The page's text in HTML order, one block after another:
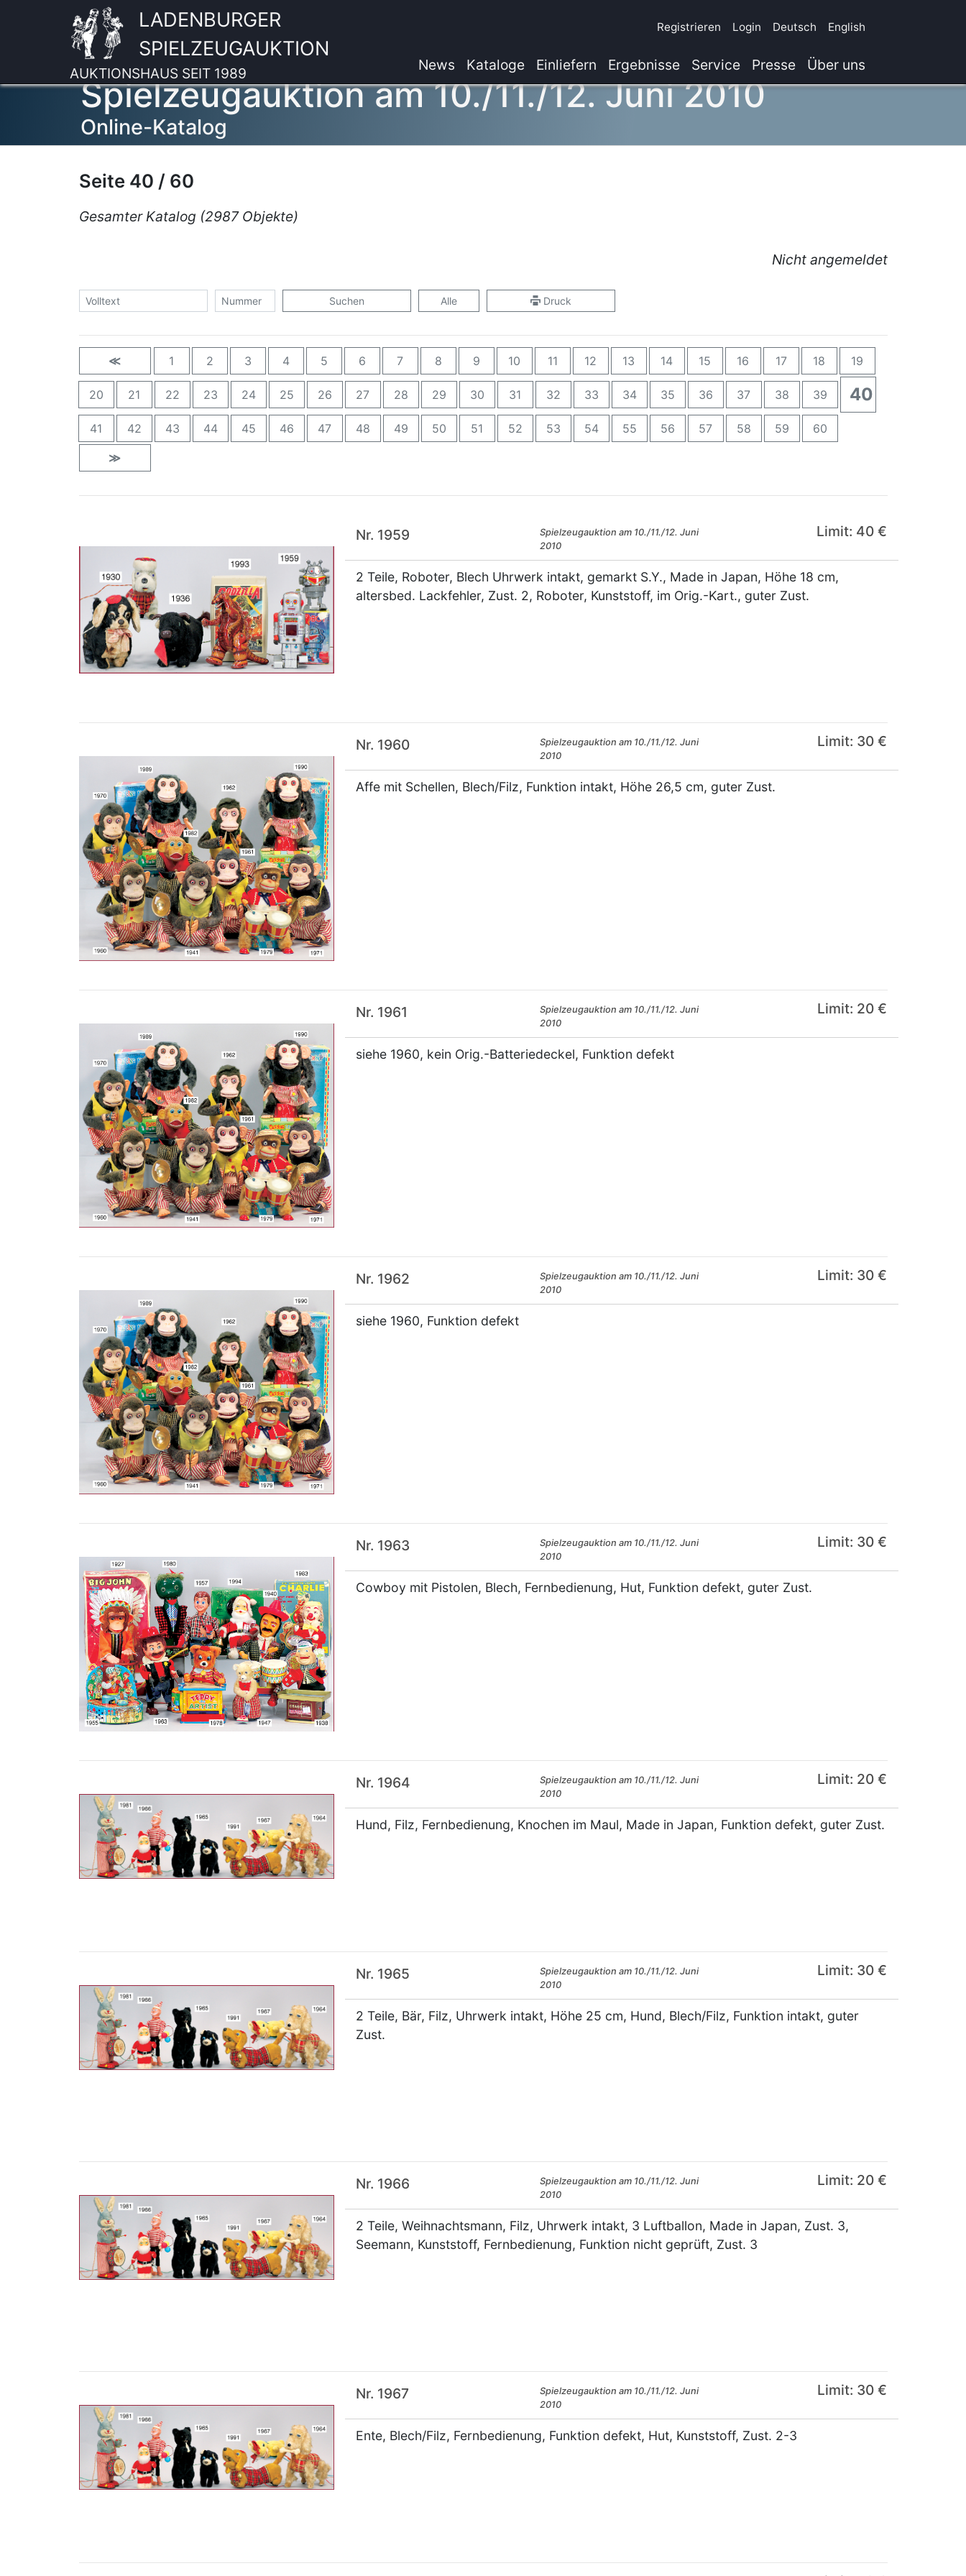
LADENBURGER
SPIELZEUGAUKTION
AUKTIONSHAUS SEIT 1989
Registrieren Login Deutsch English
News Kataloge Einliefern Ergebnisse Service Presse Über uns
Spielzeugauktion am 10./11./12. Juni 2010
Online-Katalog
Seite 40 / 60
Gesamter Katalog (2987 Objekte)
Nicht angemeldet
Suchen Alle Druck
≪ 1 2 3 4 5 6 7 8 9 10 11 12 13 14 15 16 17 18 19
20 21 22 23 24 25 26 27 28 29 30 31 32 33 34 35 36 37 38 39 40
41 42 43 44 45 46 47 48 49 50 51 52 53 54 55 56 57 58 59 60
≫
Nr. 1959
Spielzeugauktion am 10./11./12. Juni
2010
Limit: 40 €
2 Teile, Roboter, Blech Uhrwerk intakt, gemarkt S.Y., Made in Japan, Höhe 18 cm,
altersbed. Lackfehler, Zust. 2, Roboter, Kunststoff, im Orig.-Kart., guter Zust.
Nr. 1960
Spielzeugauktion am 10./11./12. Juni
2010
Limit: 30 €
Affe mit Schellen, Blech/Filz, Funktion intakt, Höhe 26,5 cm, guter Zust.
Nr. 1961
Spielzeugauktion am 10./11./12. Juni
2010
Limit: 20 €
siehe 1960, kein Orig.-Batteriedeckel, Funktion defekt
Nr. 1962
Spielzeugauktion am 10./11./12. Juni
2010
Limit: 30 €
siehe 1960, Funktion defekt
Nr. 1963
Spielzeugauktion am 10./11./12. Juni
2010
Limit: 30 €
Cowboy mit Pistolen, Blech, Fernbedienung, Hut, Funktion defekt, guter Zust.
Nr. 1964
Spielzeugauktion am 10./11./12. Juni
2010
Limit: 20 €
Hund, Filz, Fernbedienung, Knochen im Maul, Made in Japan, Funktion defekt, guter Zust.
Nr. 1965
Spielzeugauktion am 10./11./12. Juni
2010
Limit: 30 €
2 Teile, Bär, Filz, Uhrwerk intakt, Höhe 25 cm, Hund, Blech/Filz, Funktion intakt, guter
Zust.
Nr. 1966
Spielzeugauktion am 10./11./12. Juni
2010
Limit: 20 €
2 Teile, Weihnachtsmann, Filz, Uhrwerk intakt, 3 Luftballon, Made in Japan, Zust. 3,
Seemann, Kunststoff, Fernbedienung, Funktion nicht geprüft, Zust. 3
Nr. 1967
Spielzeugauktion am 10./11./12. Juni
2010
Limit: 30 €
Ente, Blech/Filz, Fernbedienung, Funktion defekt, Hut, Kunststoff, Zust. 2-3